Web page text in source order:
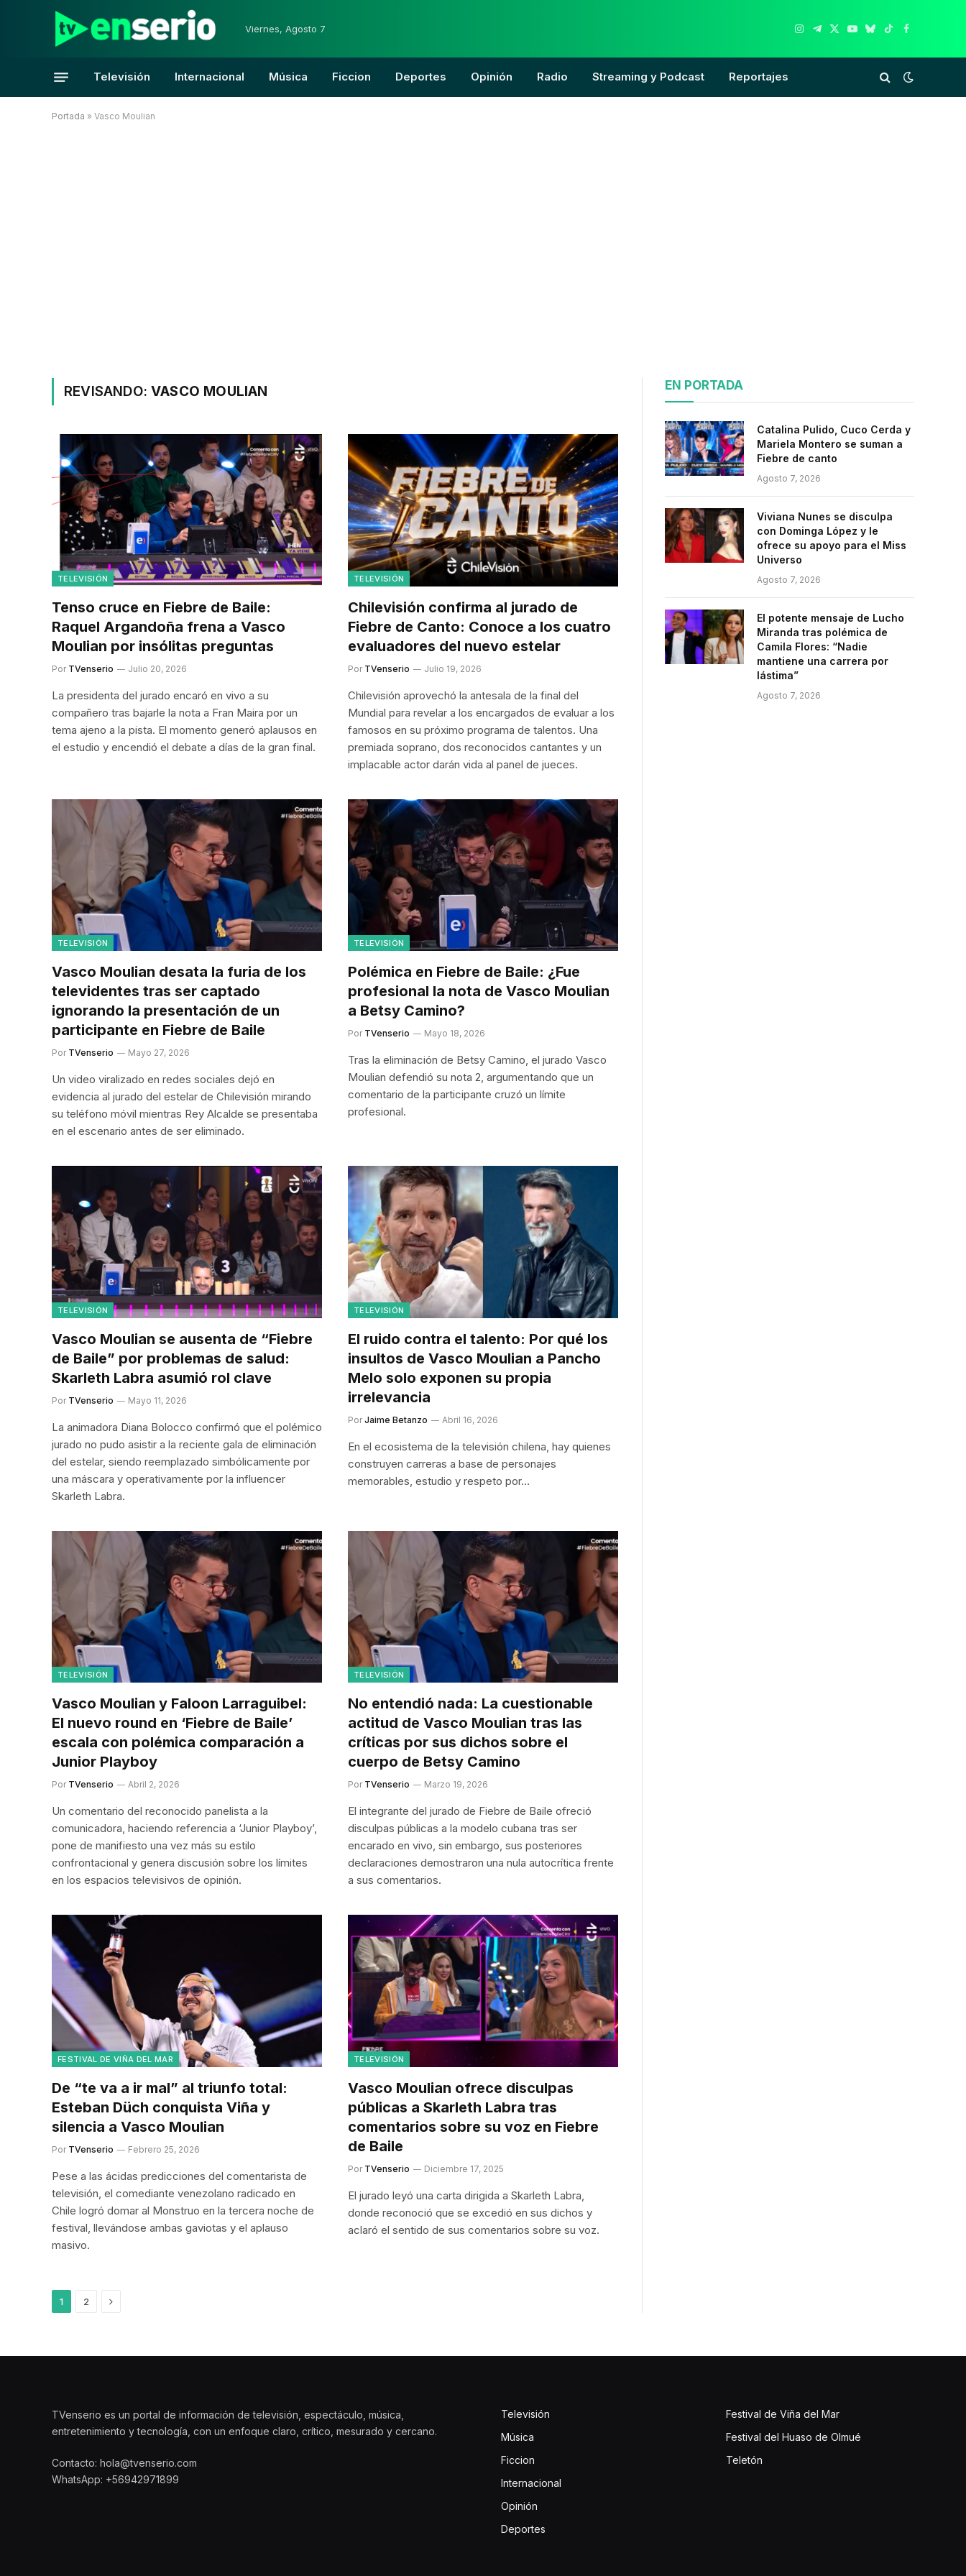
Viernes, Agosto 7
Instagram
Telegram
X
YouTube
Bluesky
TikTokFacebook
Televisión Internacional Música Ficcion Deportes Opinión Radio Streaming y Podcast Reportajes
Portada » Vasco Moulian
REVISANDO:VASCO MOULIAN
TELEVISIÓN
Tenso cruce en Fiebre de Baile:
Raquel Argandoña frena a Vasco
Moulian por insólitas preguntas
Por TVenserio Julio 20, 2026
La presidenta del jurado encaró en vivo a su
compañero tras bajarle la nota a Fran Maira por un
tema ajeno a la pista. El momento generó aplausos en
el estudio y encendió el debate a días de la gran final.
TELEVISIÓN
Chilevisión confirma al jurado de
Fiebre de Canto: Conoce a los cuatro
evaluadores del nuevo estelar
Por TVenserio Julio 19, 2026
Chilevisión aprovechó la antesala de la final del
Mundial para revelar a los encargados de evaluar a los
famosos en su próximo programa de talentos. Una
premiada soprano, dos reconocidos cantantes y un
implacable actor darán vida al panel de jueces.
TELEVISIÓN
Vasco Moulian desata la furia de los
televidentes tras ser captado
ignorando la presentación de un
participante en Fiebre de Baile
Por TVenserio Mayo 27, 2026
Un video viralizado en redes sociales dejó en
evidencia al jurado del estelar de Chilevisión mirando
su teléfono móvil mientras Rey Alcalde se presentaba
en el escenario antes de ser eliminado.
TELEVISIÓN
Polémica en Fiebre de Baile: ¿Fue
profesional la nota de Vasco Moulian
a Betsy Camino?
Por TVenserio Mayo 18, 2026
Tras la eliminación de Betsy Camino, el jurado Vasco
Moulian defendió su nota 2, argumentando que un
comentario de la participante cruzó un límite
profesional.
TELEVISIÓN
Vasco Moulian se ausenta de “Fiebre
de Baile” por problemas de salud:
Skarleth Labra asumió rol clave
Por TVenserio Mayo 11, 2026
La animadora Diana Bolocco confirmó que el polémico
jurado no pudo asistir a la reciente gala de eliminación
del estelar, siendo reemplazado simbólicamente por
una máscara y operativamente por la influencer
Skarleth Labra.
TELEVISIÓN
El ruido contra el talento: Por qué los
insultos de Vasco Moulian a Pancho
Melo solo exponen su propia
irrelevancia
Por Jaime Betanzo Abril 16, 2026
En el ecosistema de la televisión chilena, hay quienes
construyen carreras a base de personajes
memorables, estudio y respeto por…
TELEVISIÓN
Vasco Moulian y Faloon Larraguibel:
El nuevo round en ‘Fiebre de Baile’
escala con polémica comparación a
Junior Playboy
Por TVenserio Abril 2, 2026
Un comentario del reconocido panelista a la
comunicadora, haciendo referencia a ‘Junior Playboy’,
pone de manifiesto una vez más su estilo
confrontacional y genera discusión sobre los límites
en los espacios televisivos de opinión.
TELEVISIÓN
No entendió nada: La cuestionable
actitud de Vasco Moulian tras las
críticas por sus dichos sobre el
cuerpo de Betsy Camino
Por TVenserio Marzo 19, 2026
El integrante del jurado de Fiebre de Baile ofreció
disculpas públicas a la modelo cubana tras ser
encarado en vivo, sin embargo, sus posteriores
declaraciones demostraron una nula autocrítica frente
a sus comentarios.
FESTIVAL DE VIÑA DEL MAR
De “te va a ir mal” al triunfo total:
Esteban Düch conquista Viña y
silencia a Vasco Moulian
Por TVenserio Febrero 25, 2026
Pese a las ácidas predicciones del comentarista de
televisión, el comediante venezolano radicado en
Chile logró domar al Monstruo en la tercera noche de
festival, llevándose ambas gaviotas y el aplauso
masivo.
TELEVISIÓN
Vasco Moulian ofrece disculpas
públicas a Skarleth Labra tras
comentarios sobre su voz en Fiebre
de Baile
Por TVenserio Diciembre 17, 2025
El jurado leyó una carta dirigida a Skarleth Labra,
donde reconoció que se excedió en sus dichos y
aclaró el sentido de sus comentarios sobre su voz.
1 2 Siguiente
EN PORTADA
Catalina Pulido, Cuco Cerda y
Mariela Montero se suman a
Fiebre de canto
Agosto 7, 2026
Viviana Nunes se disculpa
con Dominga López y le
ofrece su apoyo para el Miss
Universo
Agosto 7, 2026
El potente mensaje de Lucho
Miranda tras polémica de
Camila Flores: “Nadie
mantiene una carrera por
lástima”
Agosto 7, 2026
TVenserio es un portal de información de televisión, espectáculo, música,
entretenimiento y tecnología, con un enfoque claro, crítico, mesurado y cercano.
Contacto: hola@tvenserio.com
WhatsApp: +56942971899
Televisión
Música
Ficcion
Internacional
Opinión
Deportes
Festival de Viña del Mar
Festival del Huaso de Olmué
Teletón